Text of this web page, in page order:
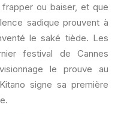
ou baiser, et que
sadique prouvent à
le saké tiède. Les
festival de Cannes
le prouve au
Kitano signe sa première